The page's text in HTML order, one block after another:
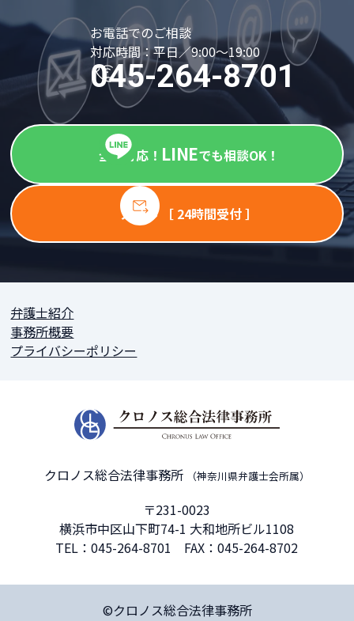
お電話でのご相談
対応時間：平日／9:00～19:00
045-264-8701
全国対応！ LINEでも相談OK！
メール ［ 24時間受付 ］
弁護士紹介
事務所概要
プライバシーポリシー
クロノス総合法律事務所 （神奈川県弁護士会所属）
〒231-0023
横浜市中区山下町74-1 大和地所ビル1108
TEL：045-264-8701 FAX：045-264-8702
©クロノス総合法律事務所